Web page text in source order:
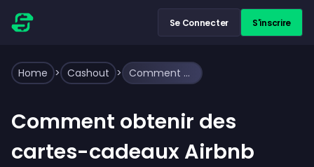
Se Connecter S'inscrire
Home > Cashout > Comment obtenir des cartes-cadeaux Airbnb gratuites
Comment obtenir des
cartes-cadeaux Airbnb